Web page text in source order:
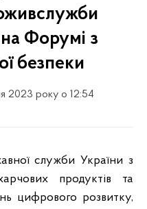
Форумі з
безпеки
2023 року о 12:54
продуктів та
цифрового розвитку,